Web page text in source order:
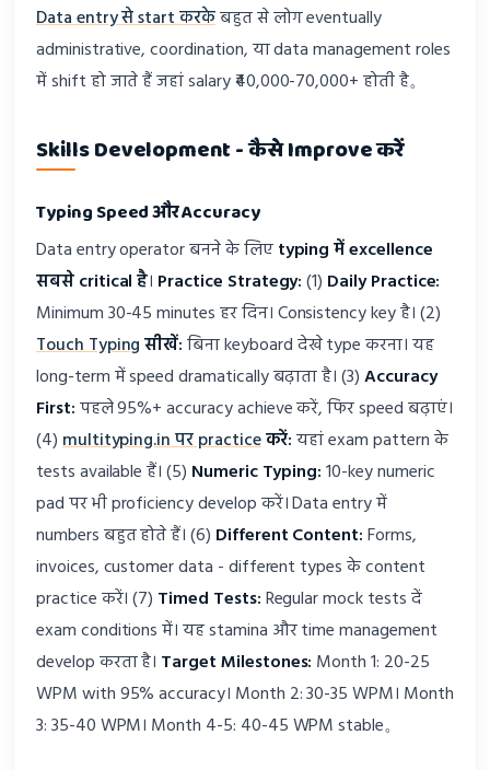
Data entry से start करकेबहुत से लोग eventually
administrative, coordination, या data management roles
में shift हो जाते हैं जहां salary ₹40,000-70,000+ होती है。
Skills Development - कैसे Improve करें
Typing Speed और Accuracy
Data entry operator बनने के लिएtyping में excellence
सबसे critical है। Practice Strategy:(1) Daily Practice:
Minimum 30-45 minutes हर दिन। Consistency key है। (2)
Touch Typingसीखें:बिना keyboard देखे type करना। यह
long-term में speed dramatically बढ़ाता है। (3)Accuracy
First:पहले 95%+ accuracy achieve करें, फिर speed बढ़ाएं।
(4)multityping.in पर practiceकरें:यहां exam pattern के
tests available हैं। (5) Numeric Typing:10-key numeric
pad पर भी proficiency develop करें। Data entry में
numbers बहुत होते हैं। (6) Different Content:Forms,
invoices, customer data - different types के content
practice करें। (7) Timed Tests:Regular mock tests दें
exam conditions में। यह stamina और time management
develop करता है। Target Milestones: Month 1: 20-25
WPM with 95% accuracy। Month 2: 30-35 WPM। Month
3: 35-40 WPM। Month 4-5: 40-45 WPM stable。